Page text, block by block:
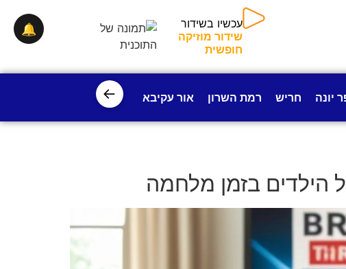
עכשיו בשידור
שידור מוזיקה
חופשית
יונה חריש רמת השרון אור עקיבא פרדס חנה
←
הילדים בזמן מלחמה
🔔